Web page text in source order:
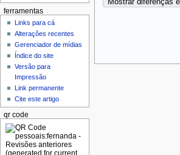
Mostrar diferenças
ferramentas
Links para cá
Alterações recentes
Gerenciador de mídias
Índice do site
Versão para
Impressão
Link permanente
Cite este artigo
qr code